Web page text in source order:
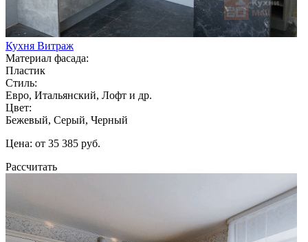
Кухня Витраж
Материал фасада:
Пластик
Стиль:
Евро, Итальянский, Лофт и др.
Цвет:
Бежевый, Серый, Черный
Цена: от 35 385 руб.
Рассчитать